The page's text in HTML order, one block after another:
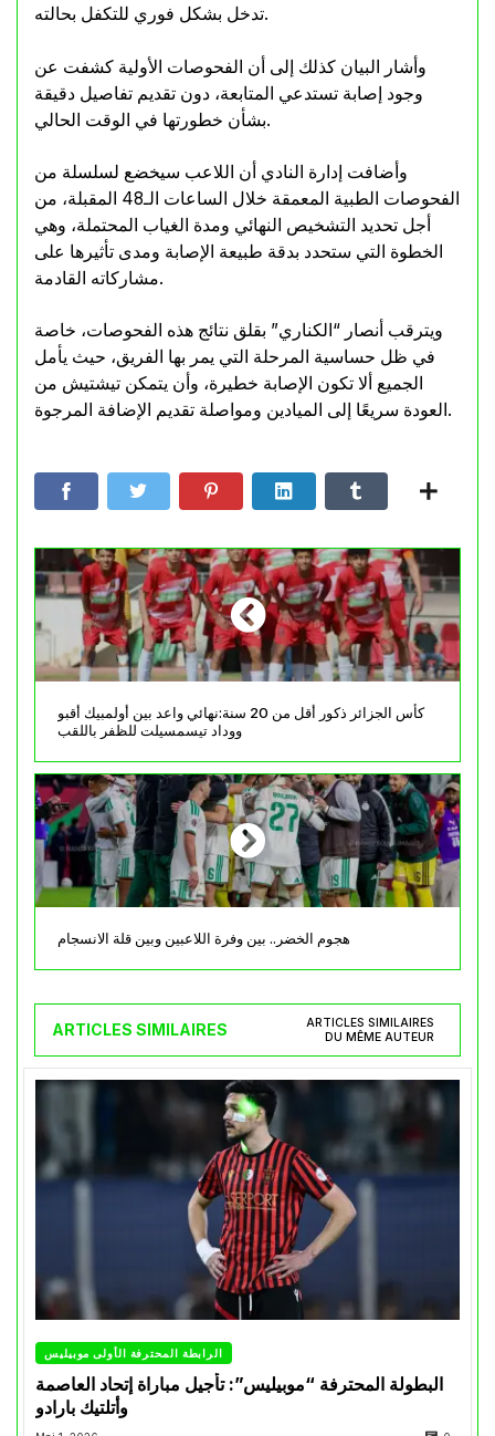
تدخل بشكل فوري للتكفل بحالته.
وأشار البيان كذلك إلى أن الفحوصات الأولية كشفت عن
وجود إصابة تستدعي المتابعة، دون تقديم تفاصيل دقيقة
بشأن خطورتها في الوقت الحالي.
وأضافت إدارة النادي أن اللاعب سيخضع لسلسلة من
الفحوصات الطبية المعمقة خلال الساعات الـ48 المقبلة، من
أجل تحديد التشخيص النهائي ومدة الغياب المحتملة، وهي
الخطوة التي ستحدد بدقة طبيعة الإصابة ومدى تأثيرها على
مشاركاته القادمة.
ويترقب أنصار “الكناري” بقلق نتائج هذه الفحوصات، خاصة
في ظل حساسية المرحلة التي يمر بها الفريق، حيث يأمل
الجميع ألا تكون الإصابة خطيرة، وأن يتمكن تيشتيش من
العودة سريعًا إلى الميادين ومواصلة تقديم الإضافة المرجوة.
كأس الجزائر ذكور أقل من 20 سنة:نهائي واعد بين أولمبيك أقبو
ووداد تيسمسيلت للظفر باللقب
هجوم الخضر.. بين وفرة اللاعبين وبين قلة الانسجام
ARTICLES SIMILAIRES
ARTICLES SIMILAIRES
DU MÊME AUTEUR
الرابطة المحترفة الأولى موبيليس
البطولة المحترفة “موبيليس”: تأجيل مباراة إتحاد العاصمة
وأتلتيك بارادو